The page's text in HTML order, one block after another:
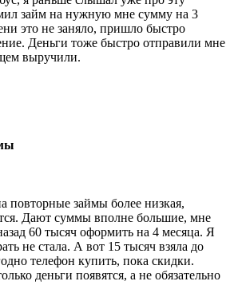
займ на нужную мне сумму на 3
это не заняло, пришло быстро
Деньги тоже быстро отправили мне
выручили.
повторные займы более низкая,
Дают суммы вполне большие, мне
60 тысяч оформить на 4 месяца. Я
не стала. А вот 15 тысяч взяла до
телефон купить, пока скидки.
деньги появятся, а не обязательно